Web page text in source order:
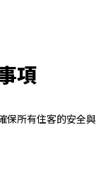
項
保所有住客的安全與